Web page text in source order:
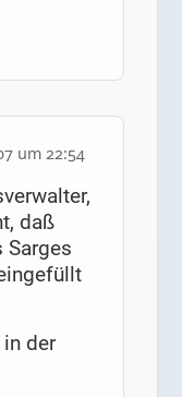
um 22:54
daß
Sarges
der